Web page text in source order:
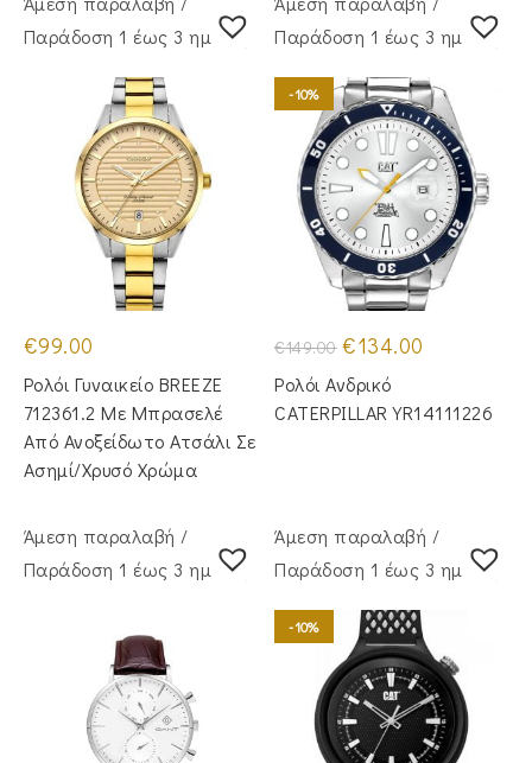
Παράδoση 1 έως 3 ημέρες
€99.00
Ρολόι Γυναικείο BREEZE
712361.2 Με Μπρασελέ
Από Ανοξείδωτο Ατσάλι Σε
Ασημί/Χρυσό Χρώμα
Παράδoση 1 έως 3 ημέρες
-10%
€149.00 Original
price
was:
€149.00.
€134.00
€134.00.
Ρολόι Ανδρικό
CATERPILLAR YR14111226
Άμεση παραλαβή /
Παράδoση 1 έως 3 ημέρες
Άμεση παραλαβή /
Παράδoση 1 έως 3 ημέρες
-10%